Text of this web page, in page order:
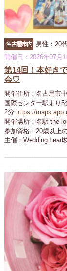
名古屋市内
男性：20
開催日：2026年07月
第14回！本好き
会♡
開催住所：名古屋市
国際センター駅よ
2分 https://
開催場所：名駅 the
参加資格：20歳以上
主催：Wedding Lead